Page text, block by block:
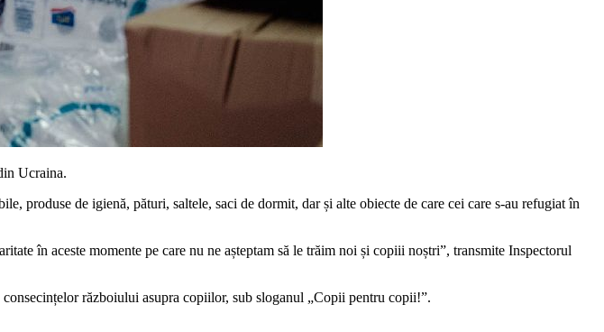
Ucraina.
produse de igienă, pături, saltele, saci de dormit, dar și alte obiecte de care cei care s-au refugiat în
în aceste momente pe care nu ne așteptam să le trăim noi și copiii noștri”, transmite Inspectorul
războiului asupra copiilor, sub sloganul „Copii pentru copii!”.